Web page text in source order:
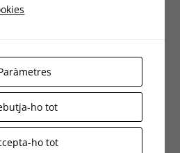
solem imaginar-nos
[...]
ho tot
ho tot